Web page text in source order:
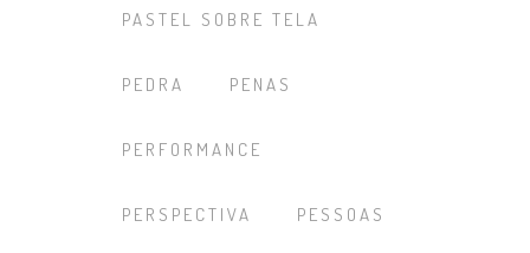
PASTEL SOBRE TELA
PEDRA PENAS
PERFORMANCE
PERSPECTIVA PESSOAS